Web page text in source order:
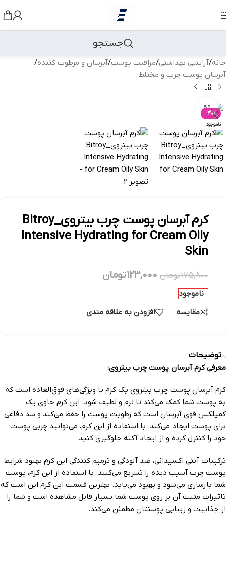
رد کردن به ناوبری
جستجو
خانه/آرایشی بهداشتی/مراقبت پوست/آبرسان و مرطوب کننده/
آبرسان پوست چرب و مختلط
-30%
ناموجود
کرم آبرسان پوست چرب بیتروی_Bitroy
Intensive Hydrating for Cream Oily
Skin
175,800تومان 123,000تومان
ناموجود
مقایسه
افزودن به علاقه مندی
توضیحات
معرفی کرم آبرسان پوست چرب بیتروی:
کرم آبرسان پوست چرب بیتروی یک کرم با ویژگی‌های فوق‌العاده است که
به پوست شما کمک می‌کند تا نرم و لطیف شود. این کرم حاوی یک
کمپلکس قوی آبرسان است که رطوبت پوست را حفظ می‌کند و سد دفاعی
برای پوست ایجاد می‌کند. با استفاده از این کرم، می‌توانید چربی پوست
خود را کنترل کرده و از ایجاد آکنه جلوگیری کنید.
ترکیبات آنتی اکسیدانی، ضد آلودگی و ترمیم کنندگی این کرم بهبود شرایط
پوست چرب آسیب دیده را تسریع می‌کنند. با استفاده از این کرم، پوست
شما بازسازی می‌شود و بهبود می‌یابد. بهترین قسمت این کرم این است که
تاثیرات مثبت آن بر روی پوست شما بسیار قابل مشاهده است و شما را
از جذابیت و زیبایی پوستتان مطمئن می‌کند.